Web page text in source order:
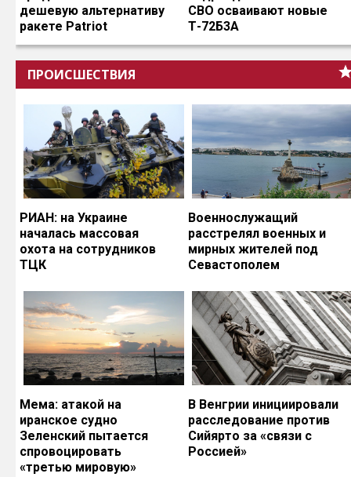
дешевую альтернативу
ракете Patriot
СВО осваивают новые
Т-72Б3А
ПРОИСШЕСТВИЯ
РИАН: на Украине
началась массовая
охота на сотрудников
ТЦК
Военнослужащий
расстрелял военных и
мирных жителей под
Севастополем
Мема: атакой на
иранское судно
Зеленский пытается
спровоцировать
«третью мировую»
В Венгрии инициировали
расследование против
Сийярто за «связи с
Россией»